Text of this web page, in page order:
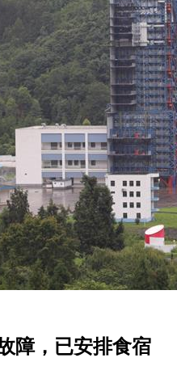
障，已安排食宿